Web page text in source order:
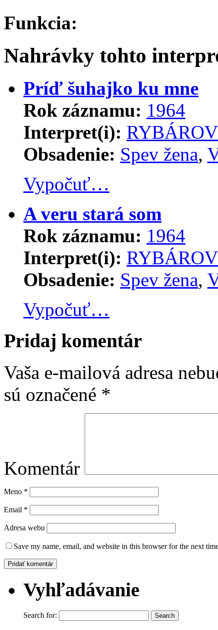
Funkcia:
Nahrávky tohto
Príď šuhajko ku mne
Rok záznamu: 1964
Interpret(i):
Obsadenie: Spev žena,
Vypočuť…
A veru stará som
Rok záznamu: 1964
Interpret(i):
Obsadenie: Spev žena,
Vypočuť…
Pridaj komentár
Vaša e-mailová adresa
sú označené *
Komentár
Meno *
Email *
Adresa webu
Save my name, email, and website in this browser for the next
Vyhľadávanie
Search for: